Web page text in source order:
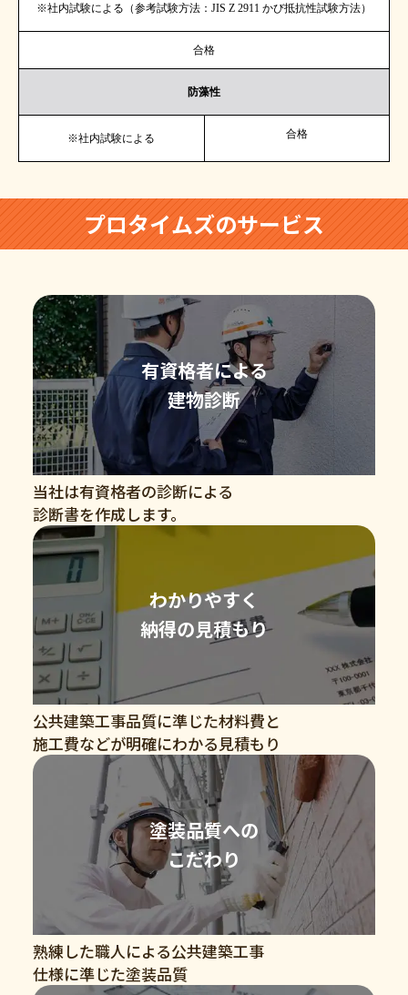
※社内試験による（参考試験方法：JIS Z 2911 かび抵抗性試験方法）
合格
防藻性
※社内試験による 合格
プロタイムズのサービス
有資格者による
建物診断
当社は有資格者の診断による
診断書を作成します。
わかりやすく
納得の見積もり
公共建築工事品質に準じた材料費と
施工費などが明確にわかる見積もり
塗装品質への
こだわり
熟練した職人による公共建築工事
仕様に準じた塗装品質